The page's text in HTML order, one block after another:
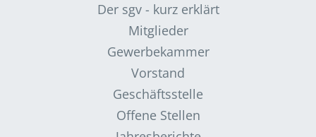
Der sgv - kurz erklärt
Mitglieder
Gewerbekammer
Vorstand
Geschäftsstelle
Offene Stellen